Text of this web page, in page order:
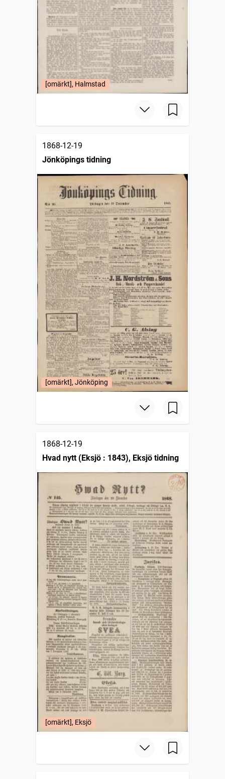
[omärkt], Halmstad
1868-12-19
Jönköpings tidning
[omärkt], Jönköping
1868-12-19
Hvad nytt (Eksjö : 1843), Eksjö tidning
[omärkt], Eksjö